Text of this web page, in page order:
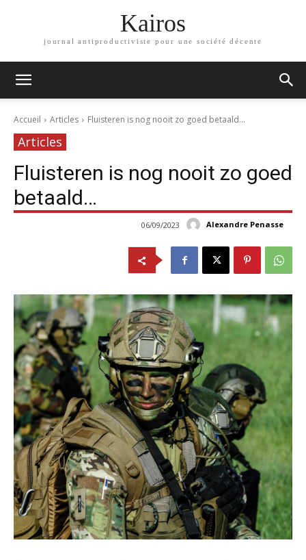
Kairos
journal antiproductiviste pour une société décente
Accueil Articles Fluisteren is nog nooit zo goed betaald...
Articles
Fluisteren is nog nooit zo goed
betaald…
Alexandre Penasse
06/09/2023